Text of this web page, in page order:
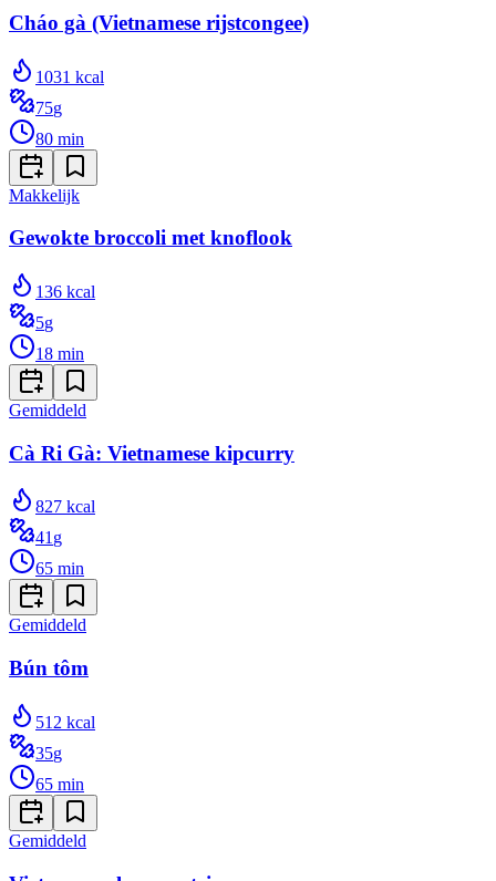
Cháo gà (Vietnamese rijstcongee)
1031 kcal
75g
80 min
Makkelijk
Gewokte broccoli met knoflook
136 kcal
5g
18 min
Gemiddeld
Cà Ri Gà: Vietnamese kipcurry
827 kcal
41g
65 min
Gemiddeld
Bún tôm
512 kcal
35g
65 min
Gemiddeld